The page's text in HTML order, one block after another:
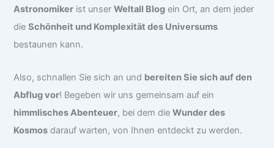
Astronomiker ist unserWeltall Blog ein Ort, an dem jeder
dieSchönheit und Komplexität des Universums
bestaunen kann.
Also, schnallen Sie sich an und bereiten Sie sich auf den
Abflug vor! Begeben wir uns gemeinsam auf ein
himmlisches Abenteuer, bei dem dieWunder des
Kosmos darauf warten, von Ihnen entdeckt zu werden.